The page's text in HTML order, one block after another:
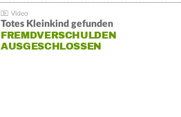
Totes Kleinkind gefunden
FREMDVERSCHULDEN
AUSGESCHLOSSEN